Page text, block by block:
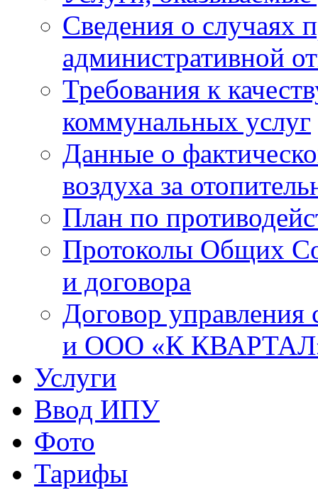
Сведения о случаях
административной
Требования к
коммунальных услуг
Данные о
воздуха за
План по
Протоколы Общих
и договора
Договор управления
и ООО «К
Услуги
Ввод ИПУ
Фото
Тарифы